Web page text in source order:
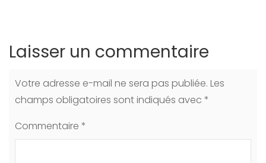
Laisser un commentaire
Votre adresse e-mail ne sera pas publiée. Les
champs obligatoires sont indiqués avec *
Commentaire *